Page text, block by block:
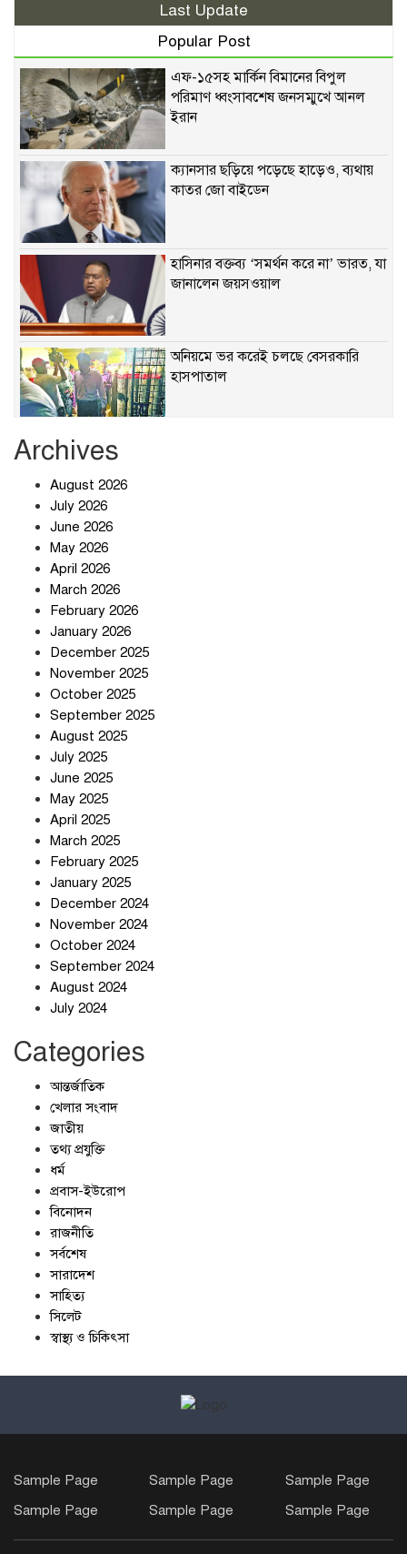
Last Update
Popular Post
এফ-১৫সহ মার্কিন বিমানের বিপুল
পরিমাণ ধ্বংসাবশেষ জনসম্মুখে আনল
ইরান
ক্যানসার ছড়িয়ে পড়েছে হাড়েও, ব্যথায়
কাতর জো বাইডেন
হাসিনার বক্তব্য ‘সমর্থন করে না’ ভারত, যা
জানালেন জয়সওয়াল
অনিয়মে ভর করেই চলছে বেসরকারি
হাসপাতাল
Archives
August 2026
July 2026
June 2026
May 2026
April 2026
March 2026
February 2026
January 2026
December 2025
November 2025
October 2025
September 2025
August 2025
July 2025
June 2025
May 2025
April 2025
March 2025
February 2025
January 2025
December 2024
November 2024
October 2024
September 2024
August 2024
July 2024
Categories
আন্তর্জাতিক
খেলার সংবাদ
জাতীয়
তথ্য প্রযুক্তি
ধর্ম
প্রবাস-ইউরোপ
বিনোদন
রাজনীতি
সর্বশেষ
সারাদেশ
সাহিত্য
সিলেট
স্বাস্থ্য ও চিকিৎসা
Sample Page Sample Page
Sample Page
Sample Page
Sample Page Sample Page